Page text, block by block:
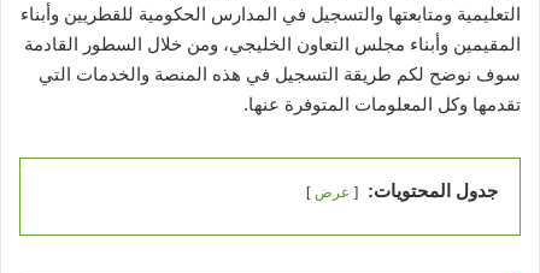
التعليمية ومتابعتها والتسجيل في المدارس الحكومية للقطريين وأبناء
المقيمين وأبناء مجلس التعاون الخليجي، ومن خلال السطور القادمة
سوف نوضح لكم طريقة التسجيل في هذه المنصة والخدمات التي
تقدمها وكل المعلومات المتوفرة عنها.
جدول المحتويات: عرض